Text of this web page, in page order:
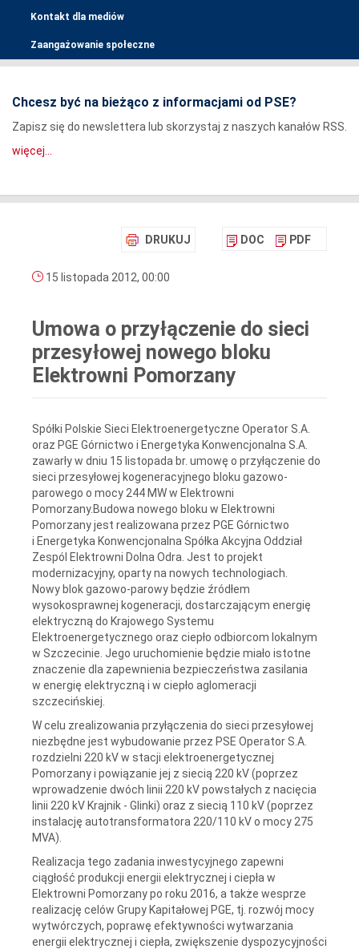
Kontakt dla mediów
Zaangażowanie społeczne
Chcesz być na bieżąco z informacjami od PSE?
Zapisz się do newslettera lub skorzystaj z naszych kanałów RSS.
więcej...
DRUKUJ DOC PDF
15 listopada 2012, 00:00
Umowa o przyłączenie do sieci
przesyłowej nowego bloku
Elektrowni Pomorzany
Spółki Polskie Sieci Elektroenergetyczne Operator S.A.
oraz PGE Górnictwo i Energetyka Konwencjonalna S.A.
zawarły w dniu 15 listopada br. umowę o przyłączenie do
sieci przesyłowej kogeneracyjnego bloku gazowo-
parowego o mocy 244 MW w Elektrowni
Pomorzany.Budowa nowego bloku w Elektrowni
Pomorzany jest realizowana przez PGE Górnictwo
i Energetyka Konwencjonalna Spółka Akcyjna Oddział
Zespól Elektrowni Dolna Odra. Jest to projekt
modernizacyjny, oparty na nowych technologiach.
Nowy blok gazowo-parowy będzie źródłem
wysokosprawnej kogeneracji, dostarczającym energię
elektryczną do Krajowego Systemu
Elektroenergetycznego oraz ciepło odbiorcom lokalnym
w Szczecinie. Jego uruchomienie będzie miało istotne
znaczenie dla zapewnienia bezpieczeństwa zasilania
w energię elektryczną i w ciepło aglomeracji
szczecińskiej.
W celu zrealizowania przyłączenia do sieci przesyłowej
niezbędne jest wybudowanie przez PSE Operator S.A.
rozdzielni 220 kV w stacji elektroenergetycznej
Pomorzany i powiązanie jej z siecią 220 kV (poprzez
wprowadzenie dwóch linii 220 kV powstałych z nacięcia
linii 220 kV Krajnik - Glinki) oraz z siecią 110 kV (poprzez
instalację autotransformatora 220/110 kV o mocy 275
MVA).
Realizacja tego zadania inwestycyjnego zapewni
ciągłość produkcji energii elektrycznej i ciepła w
Elektrowni Pomorzany po roku 2016, a także wesprze
realizację celów Grupy Kapitałowej PGE, tj. rozwój mocy
wytwórczych, poprawę efektywności wytwarzania
energii elektrycznej i ciepła, zwiększenie dyspozycyjności